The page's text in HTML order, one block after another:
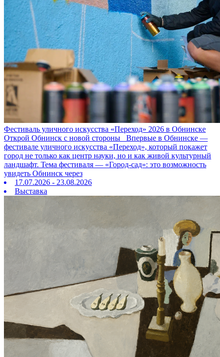
Фестиваль уличного искусства «Переход» 2026 в Обнинске
Открой Обнинск с новой стороны Впервые в Обнинске —
фестивале уличного искусства «Переход», который покажет
город не только как центр науки, но и как живой культурный
ландшафт. Тема фестиваля — «Город‑сад»: это возможность
увидеть Обнинск через
17.07.2026 - 23.08.2026
Выставка